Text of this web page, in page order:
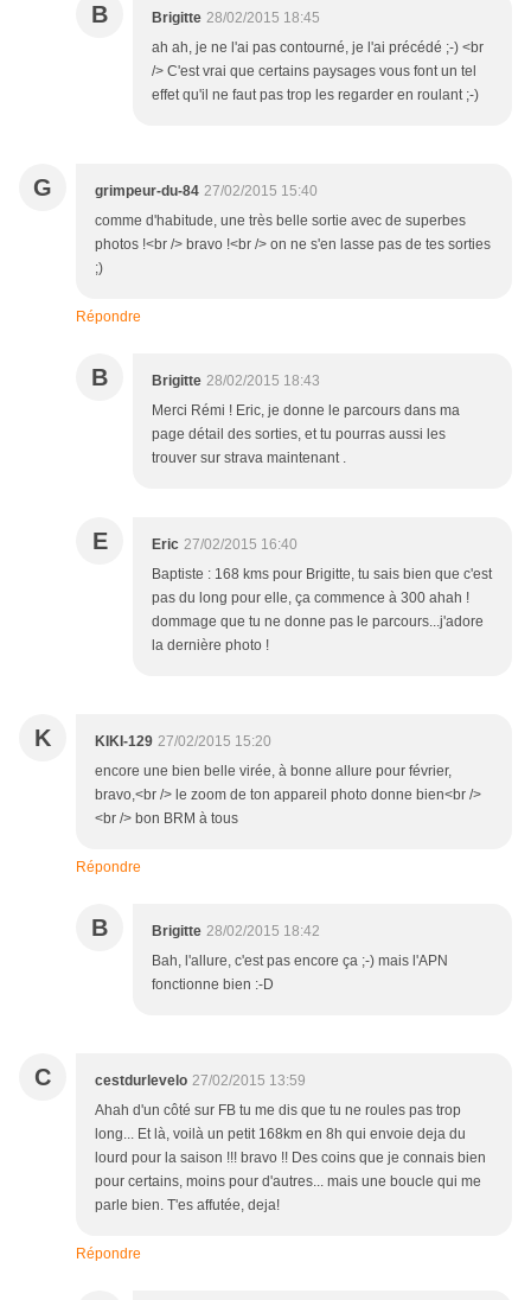
B Brigitte 28/02/2015 18:45
ah ah, je ne l'ai pas contourné, je l'ai précédé ;-) <br
/> C'est vrai que certains paysages vous font un tel
effet qu'il ne faut pas trop les regarder en roulant ;-)
G grimpeur-du-84 27/02/2015 15:40
comme d'habitude, une très belle sortie avec de superbes
photos !<br /> bravo !<br /> on ne s'en lasse pas de tes sorties
;)
Répondre
B Brigitte 28/02/2015 18:43
Merci Rémi ! Eric, je donne le parcours dans ma
page détail des sorties, et tu pourras aussi les
trouver sur strava maintenant .
E Eric 27/02/2015 16:40
Baptiste : 168 kms pour Brigitte, tu sais bien que c'est
pas du long pour elle, ça commence à 300 ahah !
dommage que tu ne donne pas le parcours...j'adore
la dernière photo !
K KIKI-129 27/02/2015 15:20
encore une bien belle virée, à bonne allure pour février,
bravo,<br /> le zoom de ton appareil photo donne bien<br />
<br /> bon BRM à tous
Répondre
B Brigitte 28/02/2015 18:42
Bah, l'allure, c'est pas encore ça ;-) mais l'APN
fonctionne bien :-D
C cestdurlevelo 27/02/2015 13:59
Ahah d'un côté sur FB tu me dis que tu ne roules pas trop
long... Et là, voilà un petit 168km en 8h qui envoie deja du
lourd pour la saison !!! bravo !! Des coins que je connais bien
pour certains, moins pour d'autres... mais une boucle qui me
parle bien. T'es affutée, deja!
Répondre